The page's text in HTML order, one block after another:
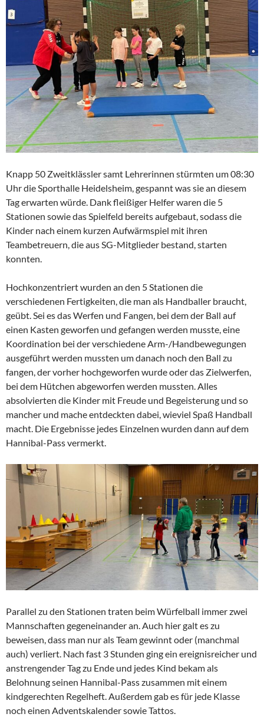
Knapp 50 Zweitklässler samt Lehrerinnen stürmten um 08:30
Uhr die Sporthalle Heidelsheim, gespannt was sie an diesem
Tag erwarten würde. Dank fleißiger Helfer waren die 5
Stationen sowie das Spielfeld bereits aufgebaut, sodass die
Kinder nach einem kurzen Aufwärmspiel mit ihren
Teambetreuern, die aus SG-Mitglieder bestand, starten
konnten.
Hochkonzentriert wurden an den 5 Stationen die
verschiedenen Fertigkeiten, die man als Handballer braucht,
geübt. Sei es das Werfen und Fangen, bei dem der Ball auf
einen Kasten geworfen und gefangen werden musste, eine
Koordination bei der verschiedene Arm-/Handbewegungen
ausgeführt werden mussten um danach noch den Ball zu
fangen, der vorher hochgeworfen wurde oder das Zielwerfen,
bei dem Hütchen abgeworfen werden mussten. Alles
absolvierten die Kinder mit Freude und Begeisterung und so
mancher und mache entdeckten dabei, wieviel Spaß Handball
macht. Die Ergebnisse jedes Einzelnen wurden dann auf dem
Hannibal-Pass vermerkt.
Parallel zu den Stationen traten beim Würfelball immer zwei
Mannschaften gegeneinander an. Auch hier galt es zu
beweisen, dass man nur als Team gewinnt oder (manchmal
auch) verliert. Nach fast 3 Stunden ging ein ereignisreicher und
anstrengender Tag zu Ende und jedes Kind bekam als
Belohnung seinen Hannibal-Pass zusammen mit einem
kindgerechten Regelheft. Außerdem gab es für jede Klasse
noch einen Adventskalender sowie Tattos.